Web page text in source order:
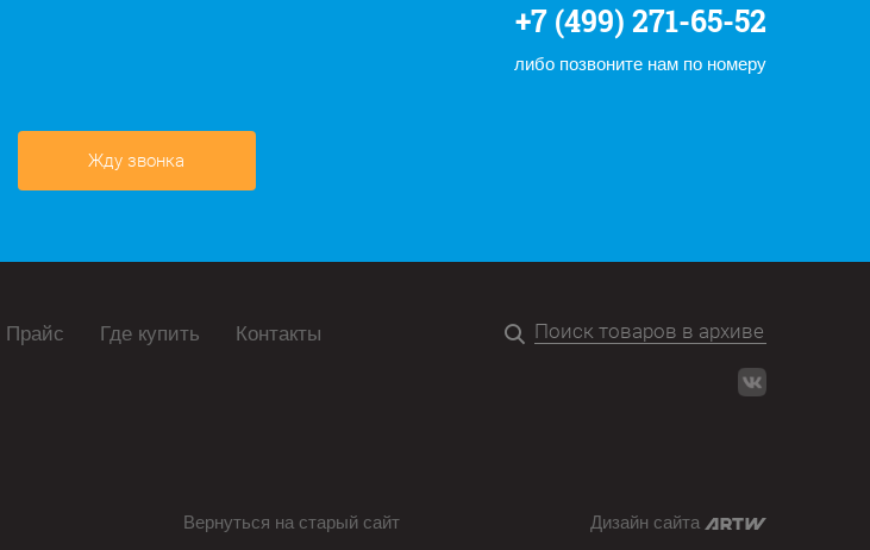
+7 (499) 271-65-52
либо позвоните нам по номеру
Жду звонка
Прайс Где купить Контакты
Вернуться на старый сайт Дизайн сайта